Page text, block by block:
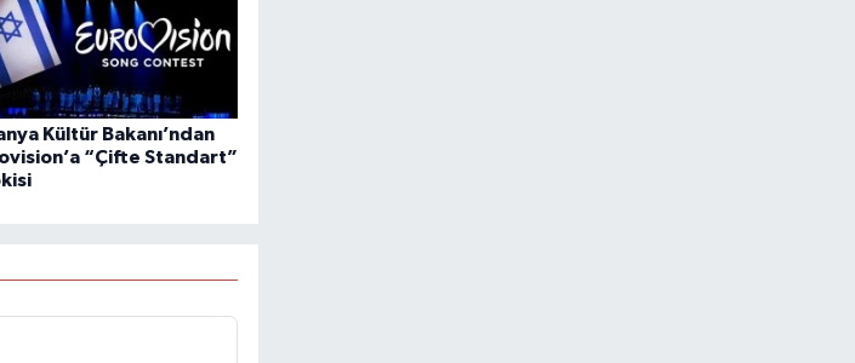
Kültür Bakanı’ndan
“Çifte Standart”